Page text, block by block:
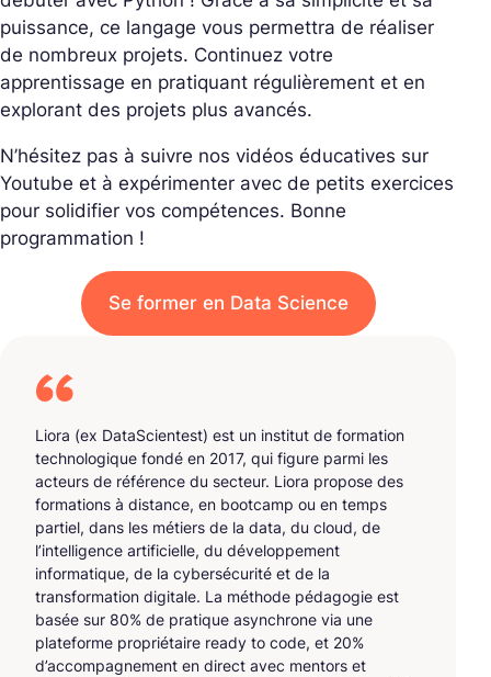
puissance, ce langage vous permettra de réaliser
de nombreux projets. Continuez votre
apprentissage en pratiquant régulièrement et en
explorant des projets plus avancés.
N’hésitez pas à suivre nos vidéos éducatives sur
Youtube et à expérimenter avec de petits exercices
pour solidifier vos compétences. Bonne
programmation !
Se former en Data Science
Liora (ex DataScientest) est un institut de formation
technologique fondé en 2017, qui figure parmi les
acteurs de référence du secteur. Liora propose des
formations à distance, en bootcamp ou en temps
partiel, dans les métiers de la data, du cloud, de
l’intelligence artificielle, du développement
informatique, de la cybersécurité et de la
transformation digitale. La méthode pédagogie est
basée sur 80% de pratique asynchrone via une
plateforme propriétaire ready to code, et 20%
d’accompagnement en direct avec mentors et